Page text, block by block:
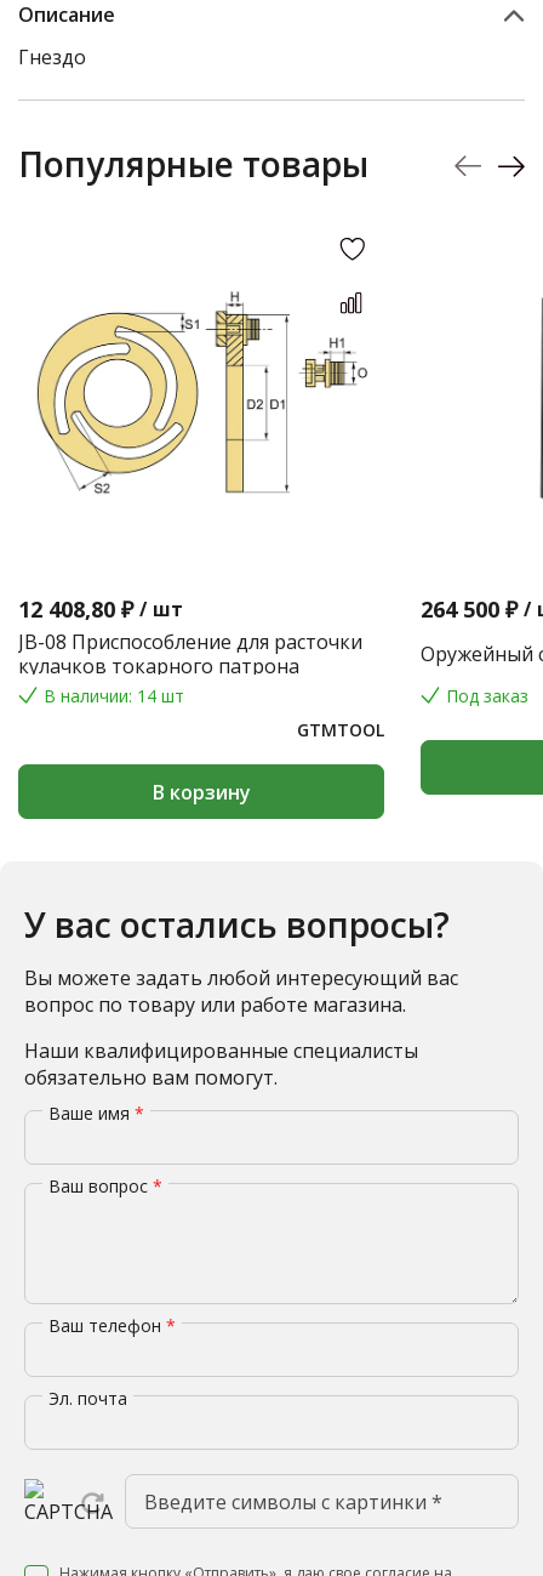
Описание
Гнездо
Популярные товары
12 408,80 ₽ / шт
JB-08 Приспособление для расточки
кулачков токарного патрона
В наличии: 14 шт
GTMTOOL
В корзину
264 500 ₽ /
Оружейный
Под заказ
У вас остались вопросы?
Вы можете задать любой интересующий вас
вопрос по товару или работе магазина.
Наши квалифицированные специалисты
обязательно вам помогут.
Ваше имя *
Ваш вопрос *
Ваш телефон *
Эл. почта